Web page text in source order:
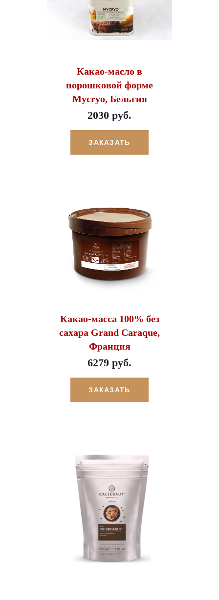
Какао-масло в
порошковой форме
Mycryo, Бельгия
2030 руб.
ЗАКАЗАТЬ
Какао-масса 100% без
сахара Grand Caraque,
Франция
6279 руб.
ЗАКАЗАТЬ